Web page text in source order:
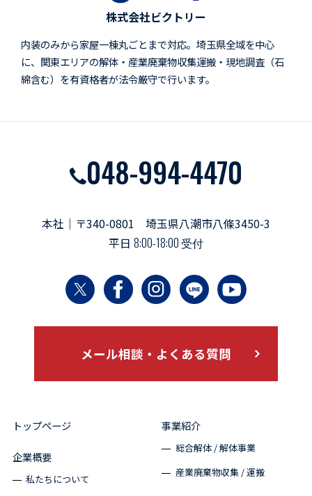
株式会社ビクトリー
内装のみから家屋一棟丸ごとまで対応。埼玉県全域を中心
に、関東エリアの解体・産業廃棄物収集運搬・現地調査（石
綿含む）を有資格者が法令厳守で行います。
048-994-4470
本社｜〒340-0801 埼玉県八潮市八條3450-3
平日 8:00-18:00 受付
メール相談・よくある質問
トップページ
企業概要
私たちについて
事業紹介
総合解体 / 解体事業
産業廃棄物収集 / 運搬